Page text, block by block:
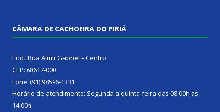
CÂMARA DE CACHOEIRA DO PIRIÁ
End.: Rua Almir Gabriel – Centro
CEP: 68617-000
Fone: (91) 98596-1331
Horário de atendimento: Segunda a quinta-feira das 08:00h às
14:00h